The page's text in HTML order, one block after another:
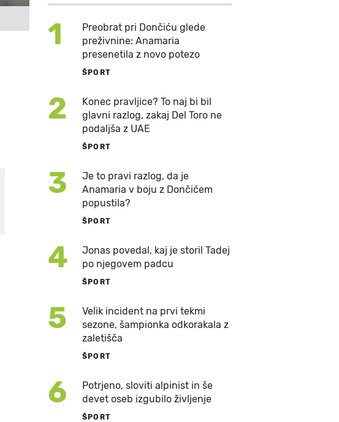
1
Preobrat pri Dončiću glede
preživnine: Anamaria
presenetila z novo potezo
ŠPORT
2
Konec pravljice? To naj bi bil
glavni razlog, zakaj Del Toro ne
podaljša z UAE
ŠPORT
3
Je to pravi razlog, da je
Anamaria v boju z Dončićem
popustila?
ŠPORT
4
Jonas povedal, kaj je storil Tadej
po njegovem padcu
ŠPORT
5
Velik incident na prvi tekmi
sezone, šampionka odkorakala z
zaletišča
ŠPORT
6
Potrjeno, sloviti alpinist in še
devet oseb izgubilo življenje
ŠPORT